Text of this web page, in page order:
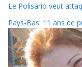
Le Polisario veut
Pays-Bas: 11 ans de